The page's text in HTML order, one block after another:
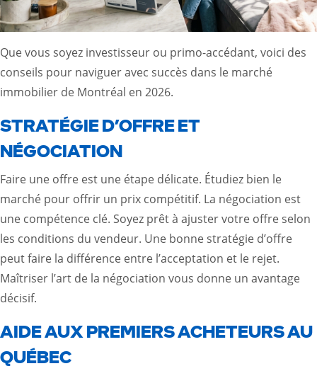
Que vous soyez investisseur ou primo-accédant, voici des
conseils pour naviguer avec succès dans le marché
immobilier de Montréal en 2026.
STRATÉGIE D’OFFRE ET
NÉGOCIATION
Faire une offre est une étape délicate. Étudiez bien le
marché pour offrir un prix compétitif. La négociation est
une compétence clé. Soyez prêt à ajuster votre offre selon
les conditions du vendeur. Une bonne stratégie d’offre
peut faire la différence entre l’acceptation et le rejet.
Maîtriser l’art de la négociation vous donne un avantage
décisif.
AIDE AUX PREMIERS ACHETEURS AU
QUÉBEC